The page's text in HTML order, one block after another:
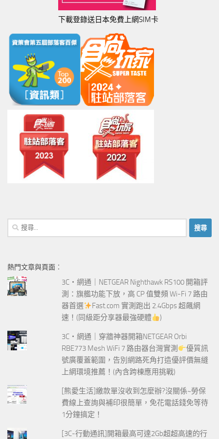
下載登錄送日本免費上網SIM卡
搜
尋
字:
熱門文章與頁面︰
3C‧網通｜NETGEAR Nighthawk RS100 開箱評
測：旗艦功能下放，高 CP 值雙頻 Wi-Fi 7 路由
器首選
Fast.com 實測跑出 2.4Gbps 超飆網
速！(同級距分享器最強硬體
)
3C‧網通｜穿牆神器開箱NETGEAR Orbi
RBE773 Mesh WiFi 7 路由器台灣實測
優質訊
號廣覆蓋範圍，告別網路死角打造優評價無縫
上網環境推薦！(內含跨棟應用挑戰)
[熊愛生活]繳款單沒收到怎麼辦?沒關係~勞保
費線上查詢與補印很簡單，免花電話錢免等待
1分鐘搞定！
[3C-行動通訊]開箱最高可達2Gb超超高速的行